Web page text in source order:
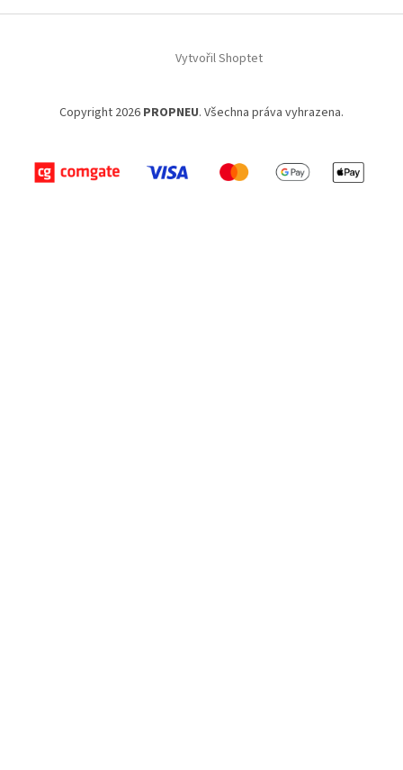
Vytvořil Shoptet
Copyright 2026 PROPNEU. Všechna práva vyhrazena.